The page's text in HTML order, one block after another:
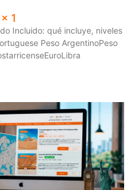
1
Incluido: qué incluye, niveles
Peso ArgentinoPeso